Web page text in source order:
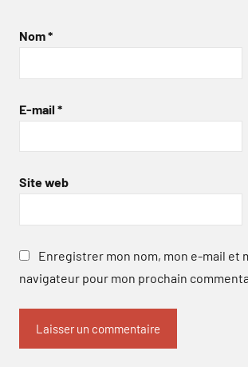
Nom*
E-mail *
Site web
Enregistrer mon nom, mon e-mail et
navigateur pour mon prochain